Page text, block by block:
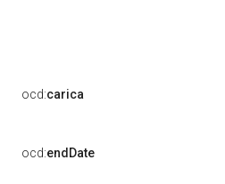
ocd:carica
ocd:endDate